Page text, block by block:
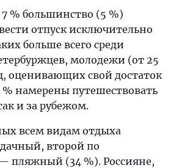
% большинство (5 %)
отпуск исключительно
больше всего среди
молодежи (от 25
оценивающих свой достаток
намерены путешествовать
и за рубежом.
всем видам отдыха
второй по
пляжный (34 %). Россияне,